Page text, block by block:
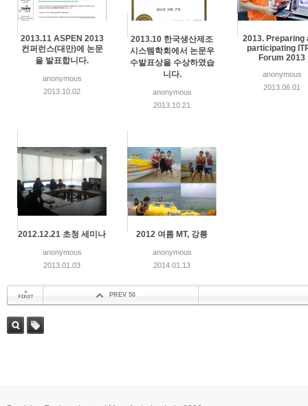
2013.11 ASPEN 2013
컨퍼런스(대만)에 논문
을 발표합니다.
anonymous
2013.10.02
2013.10 한국생산제조
시스템학회에서 논문우
수발표상을 수상하였습
니다.
anonymous
2013.10.21
2013. Preparing
participating
Forum 2013
anonymous
2013.06.01
2012.12.21 초청 세미나
anonymous
2013.01.03
2012 여름 MT, 강릉
anonymous
2014.01.13
PREV 50